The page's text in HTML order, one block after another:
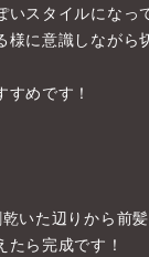
スタイルになっ
に意識しながら
めです！
いた辺りから前
ら完成です！